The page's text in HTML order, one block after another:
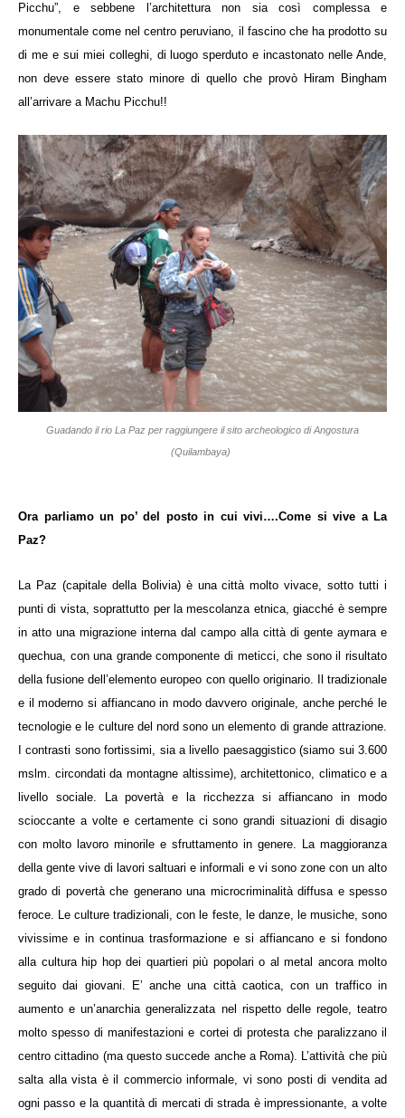
Picchu”, e sebbene l’architettura non sia così complessa e
monumentale come nel centro peruviano, il fascino che ha prodotto su
di me e sui miei colleghi, di luogo sperduto e incastonato nelle Ande,
non deve essere stato minore di quello che provò Hiram Bingham
all’arrivare a Machu Picchu!!
Guadando il rio La Paz per raggiungere il sito archeologico di Angostura
(Quilambaya)
Ora parliamo un po’ del posto in cui vivi….Come si vive a La
Paz?
La Paz (capitale della Bolivia) è una città molto vivace, sotto tutti i
punti di vista, soprattutto per la mescolanza etnica, giacché è sempre
in atto una migrazione interna dal campo alla città di gente aymara e
quechua, con una grande componente di meticci, che sono il risultato
della fusione dell’elemento europeo con quello originario. Il tradizionale
e il moderno si affiancano in modo davvero originale, anche perché le
tecnologie e le culture del nord sono un elemento di grande attrazione.
I contrasti sono fortissimi, sia a livello paesaggistico (siamo sui 3.600
mslm. circondati da montagne altissime), architettonico, climatico e a
livello sociale. La povertà e la ricchezza si affiancano in modo
scioccante a volte e certamente ci sono grandi situazioni di disagio
con molto lavoro minorile e sfruttamento in genere. La maggioranza
della gente vive di lavori saltuari e informali e vi sono zone con un alto
grado di povertà che generano una microcriminalità diffusa e spesso
feroce. Le culture tradizionali, con le feste, le danze, le musiche, sono
vivissime e in continua trasformazione e si affiancano e si fondono
alla cultura hip hop dei quartieri più popolari o al metal ancora molto
seguito dai giovani. E’ anche una città caotica, con un traffico in
aumento e un’anarchia generalizzata nel rispetto delle regole, teatro
molto spesso di manifestazioni e cortei di protesta che paralizzano il
centro cittadino (ma questo succede anche a Roma). L’attività che più
salta alla vista è il commercio informale, vi sono posti di vendita ad
ogni passo e la quantità di mercati di strada è impressionante, a volte